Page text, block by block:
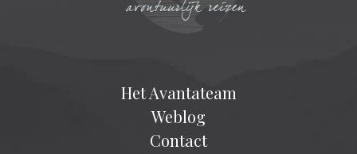
Het Avantateam
Weblog
Contact